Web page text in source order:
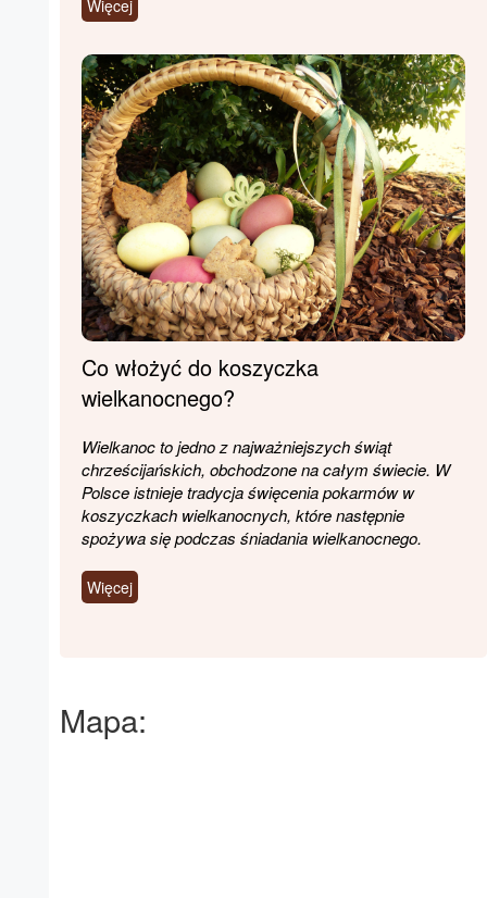
Więcej
Co włożyć do koszyczka
wielkanocnego?
Wielkanoc to jedno z najważniejszych świąt
chrześcijańskich, obchodzone na całym świecie. W
Polsce istnieje tradycja święcenia pokarmów w
koszyczkach wielkanocnych, które następnie
spożywa się podczas śniadania wielkanocnego.
Więcej
Mapa: